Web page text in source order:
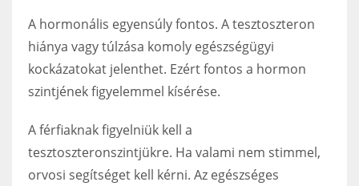
A hormonális egyensúly fontos. A tesztoszteron
hiánya vagy túlzása komoly egészségügyi
kockázatokat jelenthet. Ezért fontos a hormon
szintjének figyelemmel kísérése.
A férfiaknak figyelniük kell a
tesztoszteronszintjükre. Ha valami nem stimmel,
orvosi segítséget kell kérni. Az egészséges